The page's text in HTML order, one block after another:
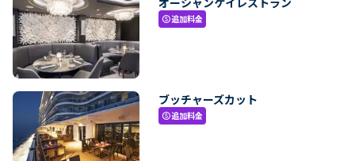
paid追加料金
ブッチャーズカット
paid追加料金